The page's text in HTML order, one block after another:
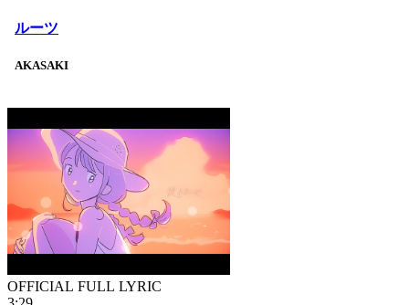
ルーツ
AKASAKI
OFFICIAL FULL LYRIC